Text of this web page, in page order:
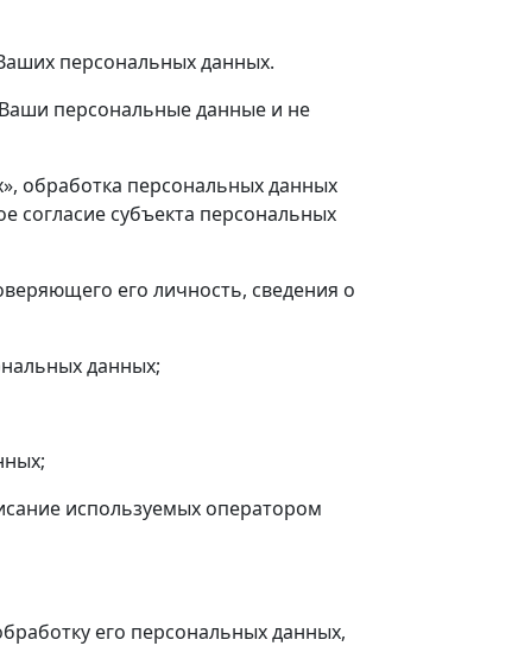
персональных данных.
персональные данные и не
обработка персональных данных
согласие субъекта персональных
его личность, сведения о
данных;
используемых оператором
его персональных данных,